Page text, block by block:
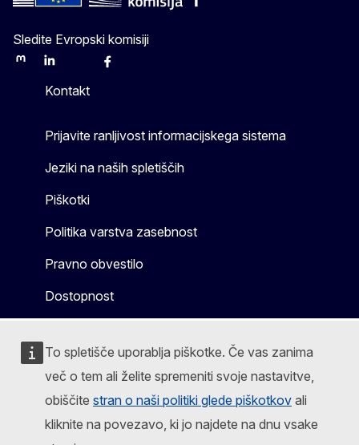
To spletišče uporablja piškotke. Če vas zanima
več o tem ali želite spremeniti svoje nastavitve,
obiščite stran o naši politiki glede piškotkov ali
kliknite na povezavo, ki jo najdete na dnu vsake
Sledite Evropski komisiji
MastodonLinkedInBlueskyFacebook
Kontakt
Prijavite ranljivost informacijskega sistema
Jeziki na naših spletiščih
Piškotki
Politika varstva zasebnost
Pravno obvestilo
Dostopnost